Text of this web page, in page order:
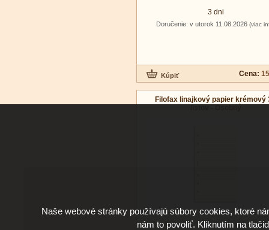
3 dni
Doručenie: v utorok 11.08.2026 (viac
Cena:
Filofax linajkový papier krémový
Naše webové stránky používajú súbory cookies, ktoré
nám to povoliť. Kliknutím na